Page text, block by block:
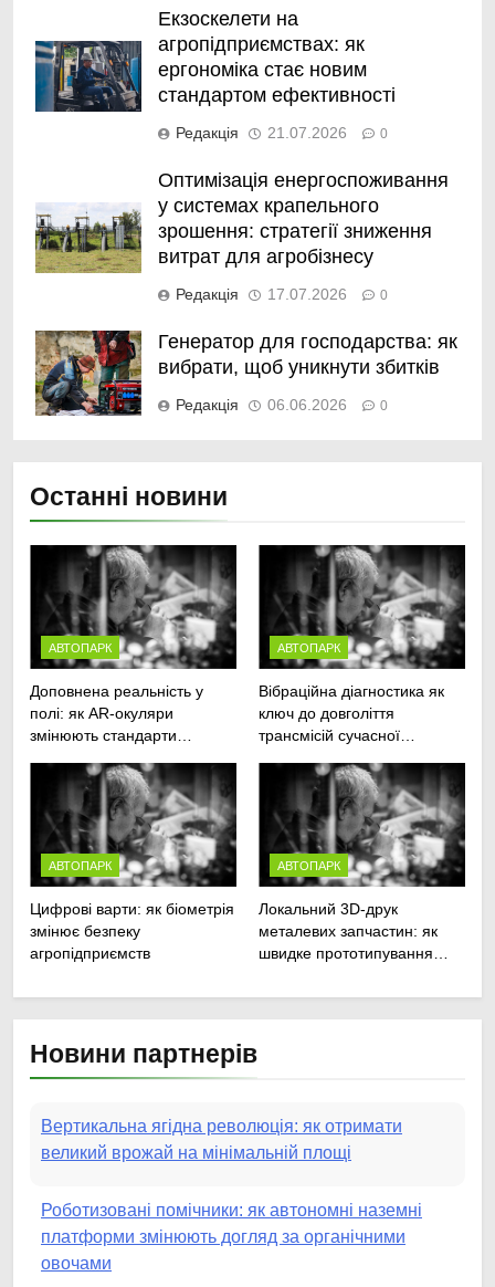
Екзоскелети на
агропідприємствах: як
ергономіка стає новим
стандартом ефективності
Редакція 21.07.2026 0
Оптимізація енергоспоживання
у системах крапельного
зрошення: стратегії зниження
витрат для агробізнесу
Редакція 17.07.2026 0
Генератор для господарства: як
вибрати, щоб уникнути збитків
Редакція 06.06.2026 0
Останні новини
АВТОПАРК
Доповнена реальність у
полі: як AR-окуляри
змінюють стандарти
сільськогосподарської
техніки
АВТОПАРК
Вібраційна діагностика як
ключ до довголіття
трансмісій сучасної
АВТОПАРК
Цифрові варти: як біометрія
змінює безпеку
агропідприємств
АВТОПАРК
Локальний 3D-друк
металевих запчастин: як
швидке прототипування
Новини партнерів
Вертикальна ягідна революція: як отримати
великий врожай на мінімальній площі
Роботизовані помічники: як автономні наземні
платформи змінюють догляд за органічними
овочами